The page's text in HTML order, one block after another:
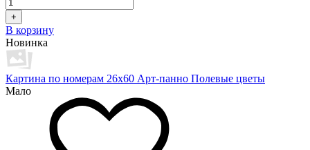
+
В корзину
Новинка
Картина по номерам 26х60 Арт-панно Полевые цветы
Мало